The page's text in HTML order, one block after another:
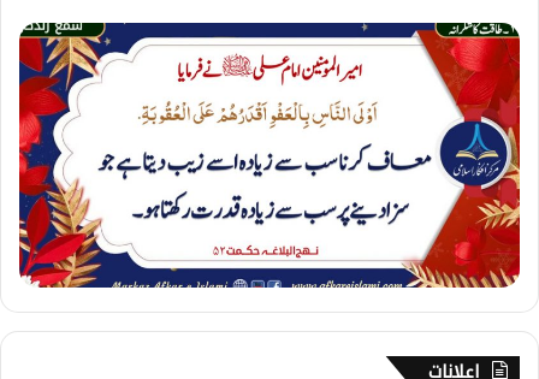
1
8
7
۔
ط
ا
ق
ت
ک
ا
ش
ک
ر
ا
اعلانات